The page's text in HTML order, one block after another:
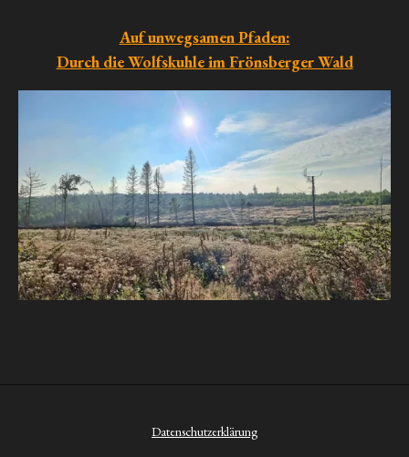
Auf unwegsamen Pfaden:
Durch die Wolfskuhle im Frönsberger Wald
Datenschutzerklärung